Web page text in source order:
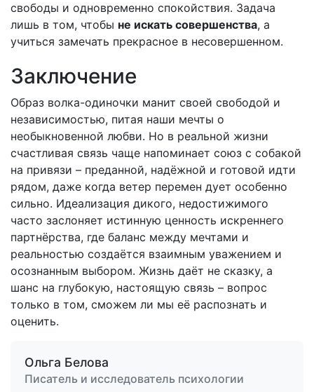
свободы и одновременно спокойствия. Задача
лишь в том, чтобы не искать совершенства, а
учиться замечать прекрасное в несовершенном.
Заключение
Образ волка-одиночки манит своей свободой и
независимостью, питая наши мечты о
необыкновенной любви. Но в реальной жизни
счастливая связь чаще напоминает союз с собакой
на привязи – преданной, надёжной и готовой идти
рядом, даже когда ветер перемен дует особенно
сильно. Идеализация дикого, недостижимого
часто заслоняет истинную ценность искреннего
партнёрства, где баланс между мечтами и
реальностью создаётся взаимным уважением и
осознанным выбором. Жизнь даёт не сказку, а
шанс на глубокую, настоящую связь – вопрос
только в том, сможем ли мы её распознать и
оценить.
Ольга Белова
Писатель и исследователь психологии